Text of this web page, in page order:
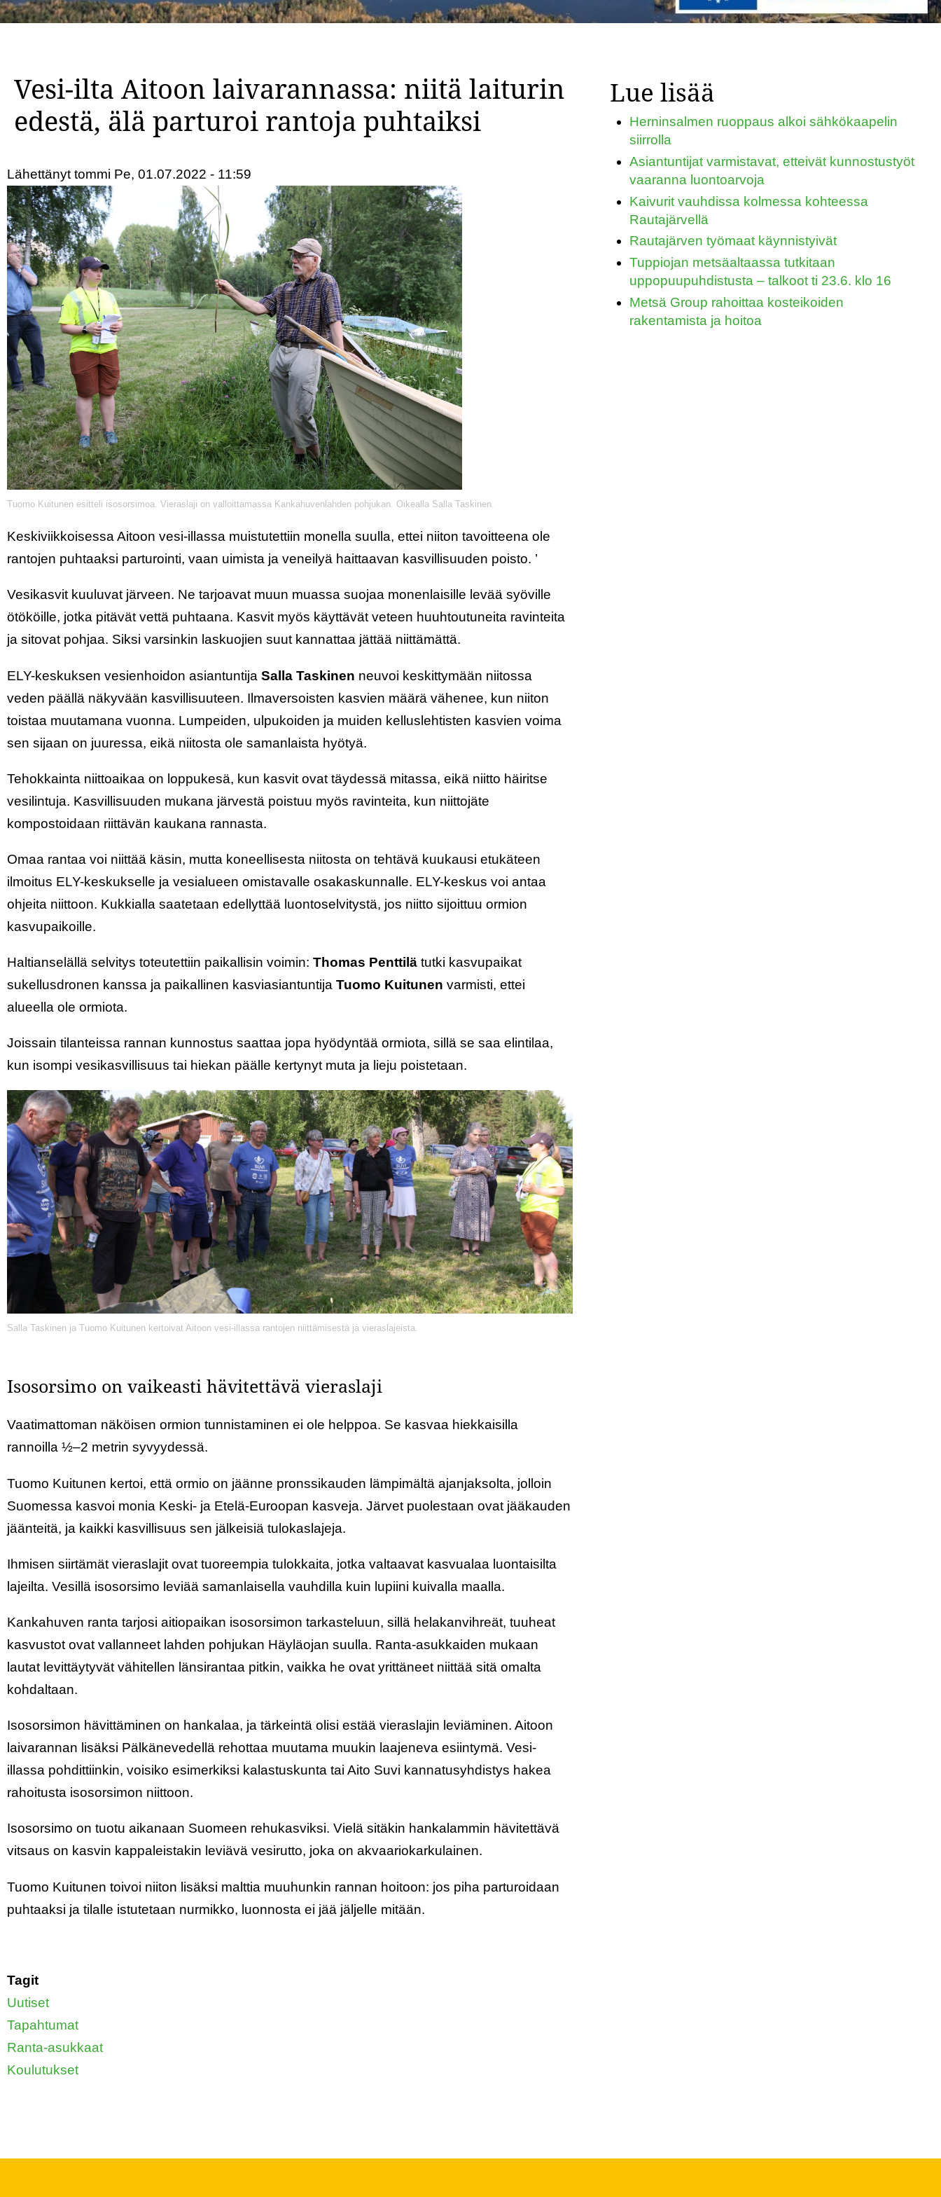
Vesi-ilta Aitoon laivarannassa: niitä laiturin
edestä, älä parturoi rantoja puhtaiksi
Lähettänyttommi Pe, 01.07.2022 - 11:59
Tuomo Kuitunen esitteli isosorsimoa. Vieraslaji on valloittamassa Kankahuvenlahden pohjukan. Oikealla Salla Taskinen.
Keskiviikkoisessa Aitoon vesi-illassa muistutettiin monella suulla, ettei niiton tavoitteena ole
rantojen puhtaaksi parturointi, vaan uimista ja veneilyä haittaavan kasvillisuuden poisto. ’
Vesikasvit kuuluvat järveen. Ne tarjoavat muun muassa suojaa monenlaisille levää syöville
ötököille, jotka pitävät vettä puhtaana. Kasvit myös käyttävät veteen huuhtoutuneita ravinteita
ja sitovat pohjaa. Siksi varsinkin laskuojien suut kannattaa jättää niittämättä.
ELY-keskuksen vesienhoidon asiantuntija Salla Taskinen neuvoi keskittymään niitossa
veden päällä näkyvään kasvillisuuteen. Ilmaversoisten kasvien määrä vähenee, kun niiton
toistaa muutamana vuonna. Lumpeiden, ulpukoiden ja muiden kelluslehtisten kasvien voima
sen sijaan on juuressa, eikä niitosta ole samanlaista hyötyä.
Tehokkainta niittoaikaa on loppukesä, kun kasvit ovat täydessä mitassa, eikä niitto häiritse
vesilintuja. Kasvillisuuden mukana järvestä poistuu myös ravinteita, kun niittojäte
kompostoidaan riittävän kaukana rannasta.
Omaa rantaa voi niittää käsin, mutta koneellisesta niitosta on tehtävä kuukausi etukäteen
ilmoitus ELY-keskukselle ja vesialueen omistavalle osakaskunnalle. ELY-keskus voi antaa
ohjeita niittoon. Kukkialla saatetaan edellyttää luontoselvitystä, jos niitto sijoittuu ormion
kasvupaikoille.
Haltianselällä selvitys toteutettiin paikallisin voimin: Thomas Penttilä tutki kasvupaikat
sukellusdronen kanssa ja paikallinen kasviasiantuntija Tuomo Kuitunen varmisti, ettei
alueella ole ormiota.
Joissain tilanteissa rannan kunnostus saattaa jopa hyödyntää ormiota, sillä se saa elintilaa,
kun isompi vesikasvillisuus tai hiekan päälle kertynyt muta ja lieju poistetaan.
Salla Taskinen ja Tuomo Kuitunen kertoivat Aitoon vesi-illassa rantojen niittämisestä ja vieraslajeista.
Isosorsimo on vaikeasti hävitettävä vieraslaji
Vaatimattoman näköisen ormion tunnistaminen ei ole helppoa. Se kasvaa hiekkaisilla
rannoilla ½–2 metrin syvyydessä.
Tuomo Kuitunen kertoi, että ormio on jäänne pronssikauden lämpimältä ajanjaksolta, jolloin
Suomessa kasvoi monia Keski- ja Etelä-Euroopan kasveja. Järvet puolestaan ovat jääkauden
jäänteitä, ja kaikki kasvillisuus sen jälkeisiä tulokaslajeja.
Ihmisen siirtämät vieraslajit ovat tuoreempia tulokkaita, jotka valtaavat kasvualaa luontaisilta
lajeilta. Vesillä isosorsimo leviää samanlaisella vauhdilla kuin lupiini kuivalla maalla.
Kankahuven ranta tarjosi aitiopaikan isosorsimon tarkasteluun, sillä helakanvihreät, tuuheat
kasvustot ovat vallanneet lahden pohjukan Häyläojan suulla. Ranta-asukkaiden mukaan
lautat levittäytyvät vähitellen länsirantaa pitkin, vaikka he ovat yrittäneet niittää sitä omalta
kohdaltaan.
Isosorsimon hävittäminen on hankalaa, ja tärkeintä olisi estää vieraslajin leviäminen. Aitoon
laivarannan lisäksi Pälkänevedellä rehottaa muutama muukin laajeneva esiintymä. Vesi-
illassa pohdittiinkin, voisiko esimerkiksi kalastuskunta tai Aito Suvi kannatusyhdistys hakea
rahoitusta isosorsimon niittoon.
Isosorsimo on tuotu aikanaan Suomeen rehukasviksi. Vielä sitäkin hankalammin hävitettävä
vitsaus on kasvin kappaleistakin leviävä vesirutto, joka on akvaariokarkulainen.
Tuomo Kuitunen toivoi niiton lisäksi malttia muuhunkin rannan hoitoon: jos piha parturoidaan
puhtaaksi ja tilalle istutetaan nurmikko, luonnosta ei jää jäljelle mitään.
Tagit
Uutiset
Tapahtumat
Ranta-asukkaat
Koulutukset
Lue lisää
Herninsalmen ruoppaus alkoi sähkökaapelin
siirrolla
Asiantuntijat varmistavat, etteivät kunnostustyöt
vaaranna luontoarvoja
Kaivurit vauhdissa kolmessa kohteessa
Rautajärvellä
Rautajärven työmaat käynnistyivät
Tuppiojan metsäaltaassa tutkitaan
uppopuupuhdistusta – talkoot ti 23.6. klo 16
Metsä Group rahoittaa kosteikoiden
rakentamista ja hoitoa